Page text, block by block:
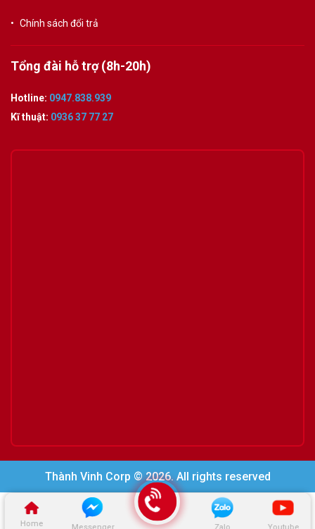
Home
Chính sách đổi trả
Tổng đài hỗ trợ (8h-20h)
Hotline: 0947.838.939
Kĩ thuật: 0936 37 77 27
Thành Vinh Corp © 2026. All rights reserved